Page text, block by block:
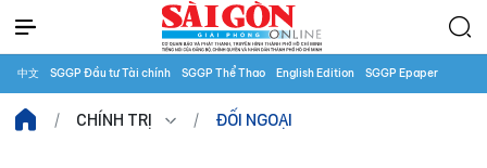
中文 SGGP Đầu tư Tài chính SGGP Thể Thao English Edition SGGP Epaper
CHÍNH TRỊ ĐỐI NGOẠI